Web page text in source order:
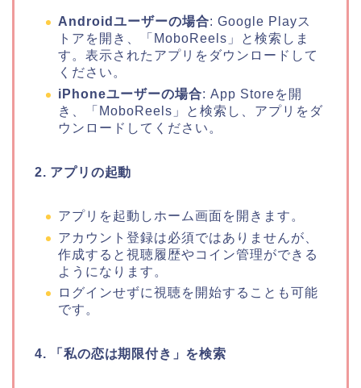
Androidユーザーの場合: Google Playス
トアを開き、「MoboReels」と検索しま
す。表示されたアプリをダウンロードして
ください。
iPhoneユーザーの場合: App Storeを開
き、「MoboReels」と検索し、アプリをダ
ウンロードしてください。
2. アプリの起動
アプリを起動しホーム画面を開きます。
アカウント登録は必須ではありませんが、
作成すると視聴履歴やコイン管理ができる
ようになります。
ログインせずに視聴を開始することも可能
です。
4. 「私の恋は期限付き」 を検索